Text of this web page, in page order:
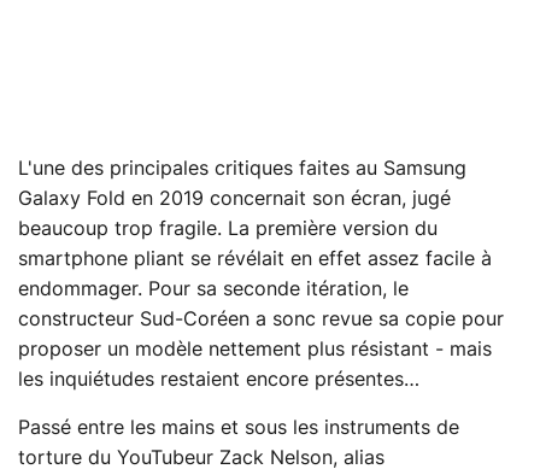
L'une des principales critiques faites au Samsung
Galaxy Fold en 2019 concernait son écran, jugé
beaucoup trop fragile. La première version du
smartphone pliant se révélait en effet assez facile à
endommager. Pour sa seconde itération, le
constructeur Sud-Coréen a sonc revue sa copie pour
proposer un modèle nettement plus résistant - mais
les inquiétudes restaient encore présentes…
Passé entre les mains et sous les instruments de
torture du YouTubeur Zack Nelson, alias